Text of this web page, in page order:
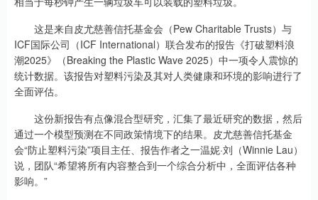
这是来自皮尤慈善信托基金会（Pew Charitable Trusts）与
ICF国际公司（ICF International）联合发布的报告《打破塑料浪
潮2025》（Breaking the Plastic Wave 2025）中一项令人震惊的
统计数据。该报告对塑料污染及其对人类健康和环境的影响进行了
全面评估。
这份新报告有点像混合型研究，汇集了最近研究的数据，然后
通过一个模型预测在不同政策情境下的结果。皮尤慈善信托基金
会“防止塑料污染”项目主任、报告作者之一温妮·刘（Winnie Lau）
说，团队“希望将所有内容整合到一个综合分析中，全面评估各种
影响。”